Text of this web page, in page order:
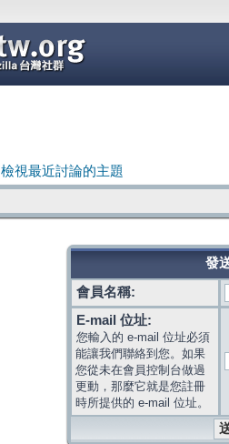
檢視最近討論的主題
發
會員名稱:
E-mail 位址:
您輸入的 e-mail 位址必須
能讓我們聯絡到您。如果
您從未在會員控制台做過
更動，那麼它就是您註冊
時所提供的 e-mail 位址。